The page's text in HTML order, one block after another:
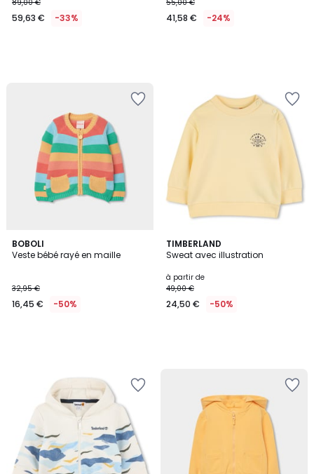
89,00 €
59,63 € -33%
55,00 €
41,58 € -24%
BOBOLI
Veste bébé rayé en maille
32,95 €
16,45 € -50%
TIMBERLAND
Sweat avec illustration
à partir de
49,00 €
24,50 € -50%